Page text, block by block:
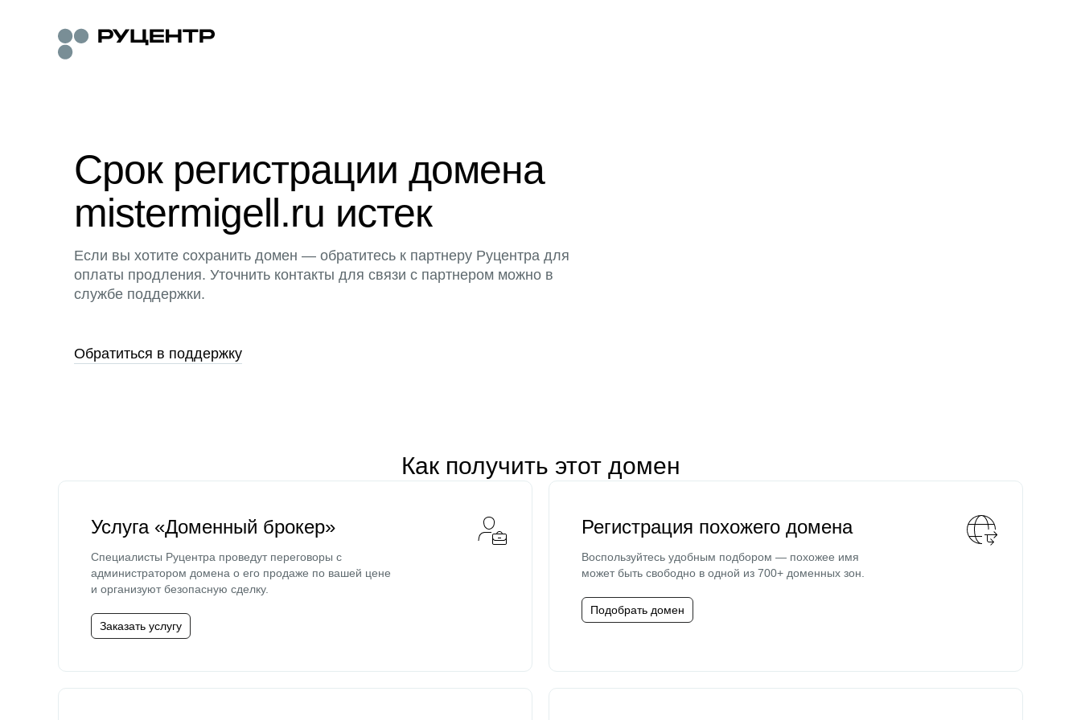
Срок регистрации домена
mistermigell.ru истек
Если вы хотите сохранить домен — обратитесь к партнеру Руцентра для
оплаты продления. Уточнить контакты для связи с партнером можно в
службе поддержки.
Обратиться в поддержку
Как получить этот домен
Услуга «Доменный брокер»
Специалисты Руцентра проведут переговоры с
администратором домена о его продаже по вашей цене
и организуют безопасную сделку.
Заказать услугу
Регистрация похожего домена
Воспользуйтесь удобным подбором — похожее имя
может быть свободно в одной из 700+ доменных зон.
Подобрать домен